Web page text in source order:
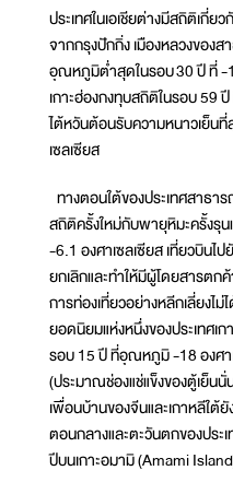
ประเทศในเอเชียต่างมีสถิติเกี่ย
จากกรุงปักกิ่ง เมืองหลวงของ
อุณหภูมิต่ำสุดในรอบ 30 ปี ที่
เกาะฮ่องกงทุบสถิติในรอบ 59 ปี
ไต้หวันต้อนรับความหนาวเย็น
เซลเซียส
ทางตอนใต้ของประเทศสาธา
สถิติครั้งใหม่กับพายุหิมะครั้งรุ
-6.1 องศาเซลเซียส เที่ยวบินไป
ยกเลิกและทำให้มีผู้โดยสารต
การท่องเที่ยวอย่างหลีกเลี่ยงไม่
ยอดนิยมแห่งหนึ่งของประเทศเ
รอบ 15 ปี ที่อุณหภูมิ -18 องศา
(ประมาณช่องแช่แข็งของตู้เย็นนั่
เพื่อนบ้านของจีนและเกาหลีใต้
ตอนกลางและตะวันตกของปร
ปีบนเกาะอมามิ (Amami